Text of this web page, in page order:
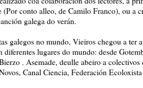
conto alleo, de Camilo Franco), ou a
galega do verán.
galegos no mundo, Vieiros chegou a ter
lugares do mundo: desde
. Asemade, deulle abeiro a colectivos
Canal Ciencia, Federación